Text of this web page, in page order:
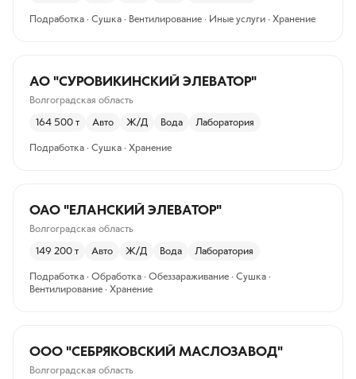
Подработка · Сушка · Вентилирование · Иные услуги · Хранение
АО "СУРОВИКИНСКИЙ ЭЛЕВАТОР"
Волгоградская область
164 500 т Авто Ж/Д Вода Лаборатория
Подработка · Сушка · Хранение
ОАО "ЕЛАНСКИЙ ЭЛЕВАТОР"
Волгоградская область
149 200 т Авто Ж/Д Вода Лаборатория
Подработка · Обработка · Обеззараживание · Сушка ·
Вентилирование · Хранение
ООО "СЕБРЯКОВСКИЙ МАСЛОЗАВОД"
Волгоградская область